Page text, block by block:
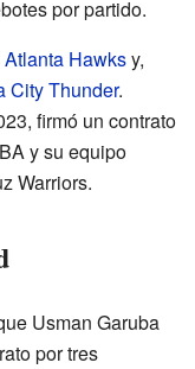
por partido.
Atlanta Hawksy,
City Thunder.
firmó un contrato
y su equipo
Warriors.
Usman Garuba
por tres